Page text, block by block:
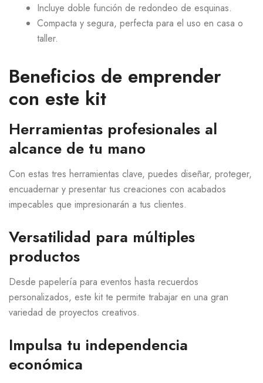
Incluye doble función de redondeo de esquinas.
Compacta y segura, perfecta para el uso en casa o
taller.
Beneficios de emprender
con este kit
Herramientas profesionales al
alcance de tu mano
Con estas tres herramientas clave, puedes diseñar, proteger,
encuadernar y presentar tus creaciones con acabados
impecables que impresionarán a tus clientes.
Versatilidad para múltiples
productos
Desde papelería para eventos hasta recuerdos
personalizados, este kit te permite trabajar en una gran
variedad de proyectos creativos.
Impulsa tu independencia
económica